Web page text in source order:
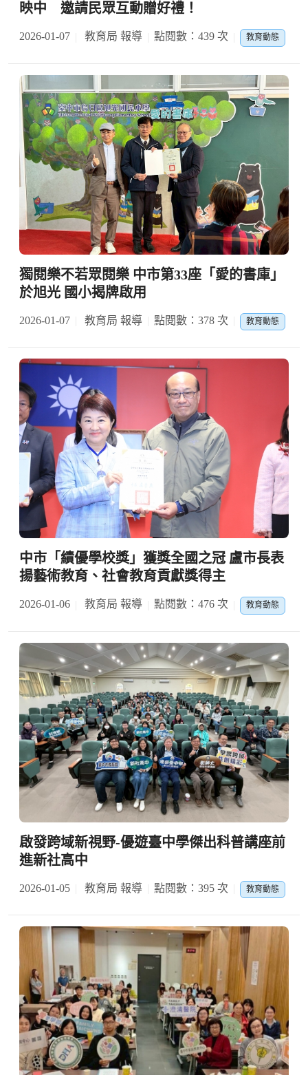
映中 邀請民眾互動贈好禮！
2026-01-07 教育局 報導 點閱數：439 次 教育動態
獨閱樂不若眾閱樂 中市第33座「愛的書庫」
於旭光 國小揭牌啟用
2026-01-07 教育局 報導 點閱數：378 次 教育動態
中市「績優學校獎」獲獎全國之冠 盧市長表
揚藝術教育、社會教育貢獻獎得主
2026-01-06 教育局 報導 點閱數：476 次 教育動態
啟發跨域新視野-優遊臺中學傑出科普講座前
進新社高中
2026-01-05 教育局 報導 點閱數：395 次 教育動態